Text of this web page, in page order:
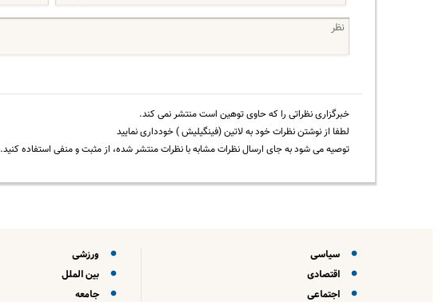
خبرگزاری نظراتی را که حاوی توهین است منتشر نمی کند.
لطفا از نوشتن نظرات خود به لاتین (فینگیلیش ) خودداری نمایید
توصیه می شود به جای ارسال نظرات مشابه با نظرات منتشر شده، از مثبت و منفی استفاده کنید.
سیاسی
اقتصادی
اجتماعی
ورزشی
بین الملل
جامعه